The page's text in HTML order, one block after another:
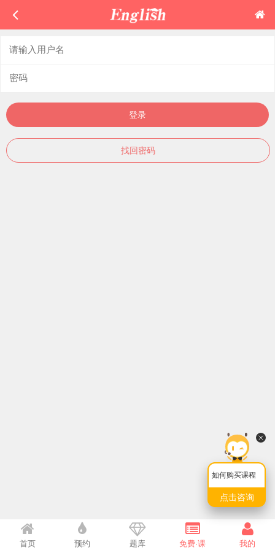
登录
找回密码
如何购买课程
点击咨询
首页 预约 题库 免费·课 我的